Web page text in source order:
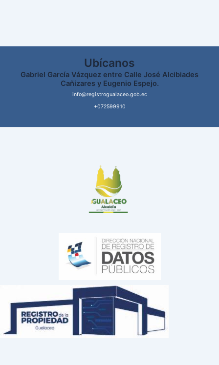
Ubícanos
Gabriel García Vázquez entre Calle José Alcibiades
Cañizares y Eugenio Espejo.
info@registrogualaceo.gob.ec
+072599910